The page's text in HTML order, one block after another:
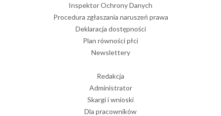
Inspektor Ochrony Danych
Procedura zgłaszania naruszeń prawa
Deklaracja dostępności
Plan równości płci
Newslettery
Redakcja
Administrator
Skargi i wnioski
Dla pracowników